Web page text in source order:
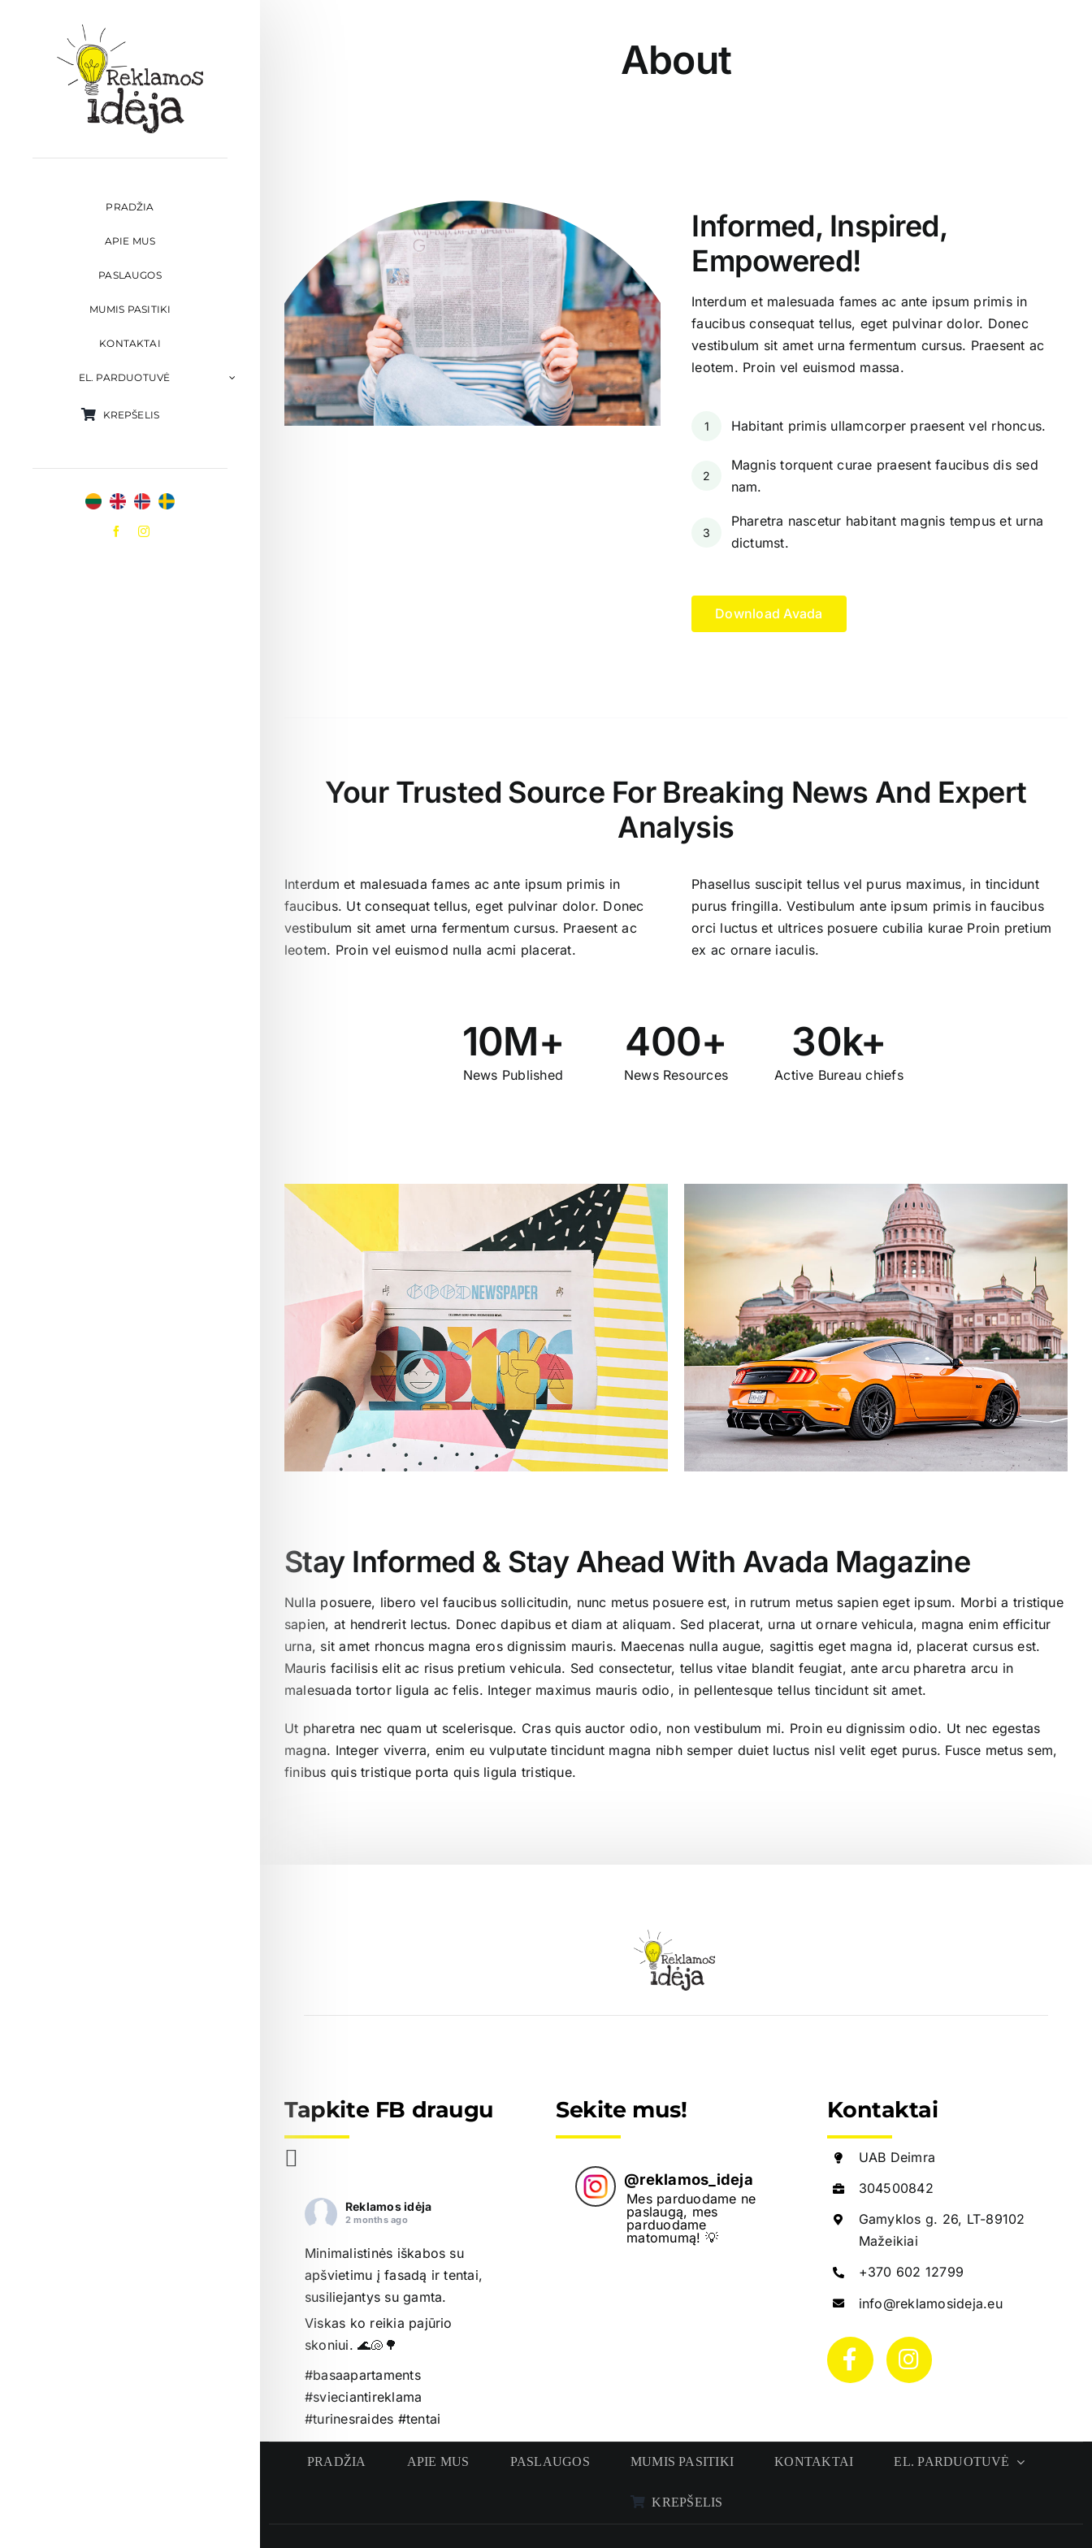
PRADŽIA
APIE MUS
PASLAUGOS
MUMIS PASITIKI
KONTAKTAI
EL. PARDUOTUVĖ
KREPŠELIS
About
Informed, Inspired,
Empowered!
Interdum et malesuada fames ac ante ipsum primis in
faucibus consequat tellus, eget pulvinar dolor. Donec
vestibulum sit amet urna fermentum cursus. Praesent ac
leotem. Proin vel euismod massa.
1 Habitant primis ullamcorper praesent vel rhoncus.
2
Magnis torquent curae praesent faucibus dis sed
nam.
3
Pharetra nascetur habitant magnis tempus et urna
dictumst.
Download Avada
Your Trusted Source For Breaking News And Expert
Analysis
Interdum et malesuada fames ac ante ipsum primis in
faucibus. Ut consequat tellus, eget pulvinar dolor. Donec
vestibulum sit amet urna fermentum cursus. Praesent ac
leotem. Proin vel euismod nulla acmi placerat.
Phasellus suscipit tellus vel purus maximus, in tincidunt
purus fringilla. Vestibulum ante ipsum primis in faucibus
orci luctus et ultrices posuere cubilia kurae Proin pretium
ex ac ornare iaculis.
10M+
News Published
400+
News Resources
30k+
Active Bureau chiefs
Stay Informed & Stay Ahead With Avada Magazine
Nulla posuere, libero vel faucibus sollicitudin, nunc metus posuere est, in rutrum metus sapien eget ipsum. Morbi a tristique
sapien, at hendrerit lectus. Donec dapibus et diam at aliquam. Sed placerat, urna ut ornare vehicula, magna enim efficitur
urna, sit amet rhoncus magna eros dignissim mauris. Maecenas nulla augue, sagittis eget magna id, placerat cursus est.
Mauris facilisis elit ac risus pretium vehicula. Sed consectetur, tellus vitae blandit feugiat, ante arcu pharetra arcu in
malesuada tortor ligula ac felis. Integer maximus mauris odio, in pellentesque tellus tincidunt sit amet.
Ut pharetra nec quam ut scelerisque. Cras quis auctor odio, non vestibulum mi. Proin eu dignissim odio. Ut nec egestas
magna. Integer viverra, enim eu vulputate tincidunt magna nibh semper duiet luctus nisl velit eget purus. Fusce metus sem,
finibus quis tristique porta quis ligula tristique.
Tapkite FB draugu
Reklamos idėja
2 months ago
Minimalistinės iškabos su
apšvietimu į fasadą ir tentai,
susiliejantys su gamta.
Viskas ko reikia pajūrio
skoniui. 🌊🐚🌳
#basaapartaments
#svieciantireklama
#turinesraides #tentai
#bukmatomas
Nuotraukos
Sekite mus!
@reklamos_ideja
Mes parduodame ne
paslaugą, mes
parduodame
matomumą! 💡
Kontaktai
UAB Deimra
304500842
Gamyklos g. 26, LT-89102
Mažeikiai
+370 602 12799
info@reklamosideja.eu
PRADŽIA APIE MUS PASLAUGOS MUMIS PASITIKI KONTAKTAI EL. PARDUOTUVĖ
KREPŠELIS